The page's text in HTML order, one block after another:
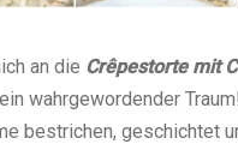
an die Crêpestorte mit
wahrgewordender
bestrichen, geschichtet